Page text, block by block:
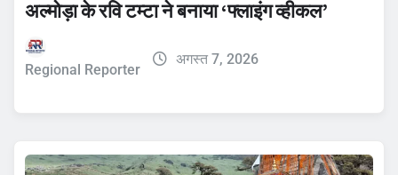
अल्मोड़ा के रवि टम्टा ने बनाया ‘फ्लाइंग व्हीकल’
Regional Reporter
अगस्त 7, 2026